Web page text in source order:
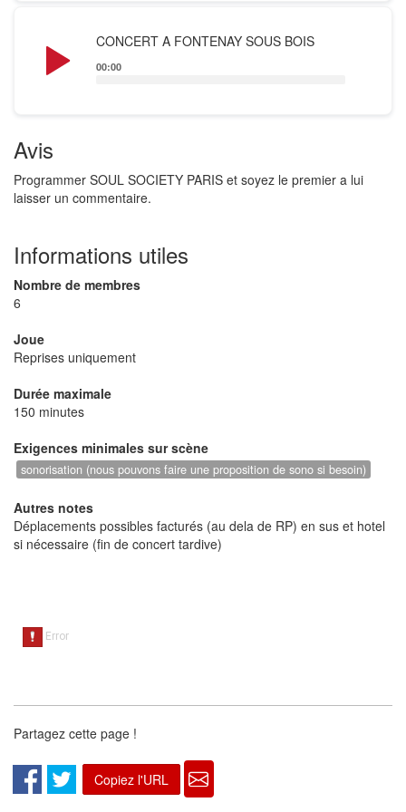
CONCERT A FONTENAY SOUS BOIS
Player
00:00
Avis
Programmer SOUL SOCIETY PARIS et soyez le premier a lui
laisser un commentaire.
Informations utiles
Nombre de membres
6
Joue
Reprises uniquement
Durée maximale
150 minutes
Exigences minimales sur scène
sonorisation (nous pouvons faire une proposition de sono si besoin)
Autres notes
Déplacements possibles facturés (au dela de RP) en sus et hotel
si nécessaire (fin de concert tardive)
Partagez cette page !
Copiez l'URL